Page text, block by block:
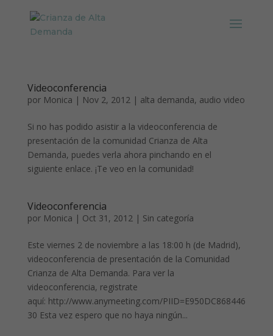
Videoconferencia
por Monica | Nov 2, 2012| alta demanda, audio video
Si no has podido asistir a la videoconferencia de
presentación de la comunidad Crianza de Alta
Demanda, puedes verla ahora pinchando en el
siguiente enlace. ¡Te veo en la comunidad!
Videoconferencia
por Monica | Oct 31, 2012| Sin categoría
Este viernes 2 de noviembre a las 18:00 h (de Madrid),
videoconferencia de presentación de la Comunidad
Crianza de Alta Demanda. Para ver la
videoconferencia, registrate
aquí: http://www.anymeeting.com/PIID=E950DC868446
30 Esta vez espero que no haya ningún...